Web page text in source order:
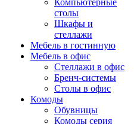
Компьютерные
столы
Шкафы и
стеллажи
Мебель в гостинную
Мебель в офис
Стеллажи в офис
Бренч-системы
Столы в офис
Комоды
Обувницы
Комоды серия